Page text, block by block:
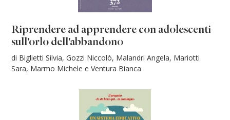
Riprendere ad apprendere con adolescenti
sull'orlo dell'abbandono
di Biglietti Silvia, Gozzi Niccolò, Malandri Angela, Mariotti
Sara, Marmo Michele e Ventura Bianca